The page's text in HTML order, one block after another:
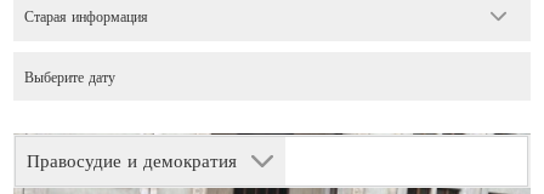
Правосудие и демократия
Старая информация